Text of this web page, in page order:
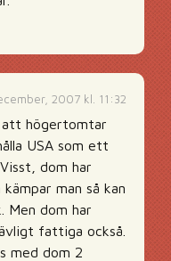
2007 kl. 11:32
högertomtar
USA som ett
dom har
man så kan
Men dom har
fattiga också.
med dom 2